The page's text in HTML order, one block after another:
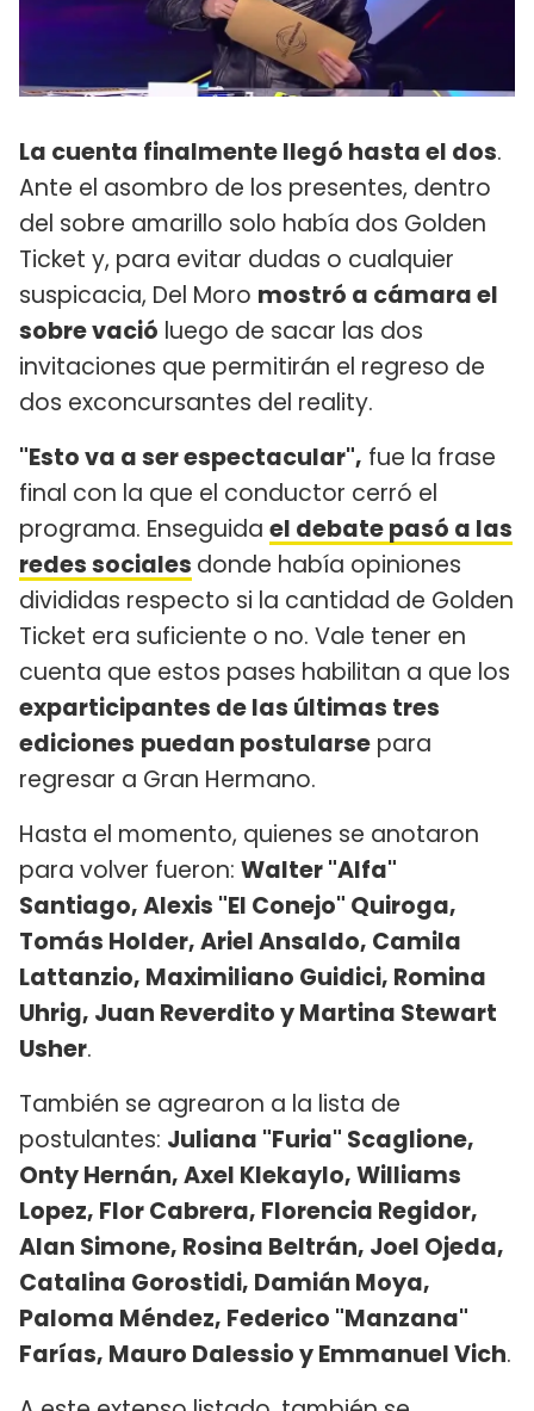
La cuenta finalmente llegó hasta el dos.
Ante el asombro de los presentes, dentro
del sobre amarillo solo había dos Golden
Ticket y, para evitar dudas o cualquier
suspicacia, Del Moro mostró a cámara el
sobre vació luego de sacar las dos
invitaciones que permitirán el regreso de
dos exconcursantes del reality.
"Esto va a ser espectacular", fue la frase
final con la que el conductor cerró el
programa. Enseguida el debate pasó a las
redes sociales donde había opiniones
divididas respecto si la cantidad de Golden
Ticket era suficiente o no. Vale tener en
cuenta que estos pases habilitan a que los
exparticipantes de las últimas tres
ediciones puedan postularse para
regresar a Gran Hermano.
Hasta el momento, quienes se anotaron
para volver fueron: Walter "Alfa"
Santiago, Alexis "El Conejo" Quiroga,
Tomás Holder, Ariel Ansaldo, Camila
Lattanzio, Maximiliano Guidici, Romina
Uhrig, Juan Reverdito y Martina Stewart
Usher.
También se agrearon a la lista de
postulantes: Juliana "Furia" Scaglione,
Onty Hernán, Axel Klekaylo, Williams
Lopez, Flor Cabrera, Florencia Regidor,
Alan Simone, Rosina Beltrán, Joel Ojeda,
Catalina Gorostidi, Damián Moya,
Paloma Méndez, Federico "Manzana"
Farías, Mauro Dalessio y Emmanuel Vich.